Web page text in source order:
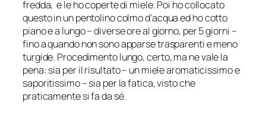
fredda, e le ho coperte di miele. Poi ho collocato
questo in un pentolino colmo d’acqua ed ho cotto
piano e a lungo – diverse ore al giorno, per 5 giorni –
fino a quando non sono apparse trasparenti e meno
turgide. Procedimento lungo, certo, ma ne vale la
pena: sia per il risultato – un miele aromaticissimo e
saporitissimo – sia per la fatica, visto che
praticamente si fa da sé.